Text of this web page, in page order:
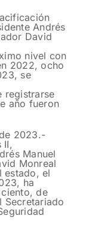
Andrés
David
nivel con
2022, ocho
se
registrarse
año fueron
2023.-
II,
Manuel
Monreal
estado, el
ha
de
Secretariado